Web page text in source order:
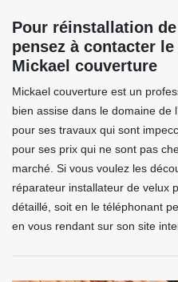
Pour réinstallation
pensez à contacter
Mickael couverture
Mickael couverture est un
bien assise dans le domaine de
pour ses travaux qui sont
pour ses prix qui ne sont pas
marché. Si vous voulez les
réparateur installateur de velux
détaillé, soit en le téléphonant
en vous rendant sur son site